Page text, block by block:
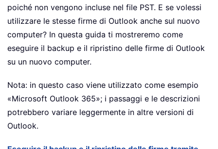
poiché non vengono incluse nel file PST. E se volessi
utilizzare le stesse firme di Outlook anche sul nuovo
computer? In questa guida ti mostreremo come
eseguire il backup e il ripristino delle firme di Outlook
su un nuovo computer.
Nota: in questo caso viene utilizzato come esempio
«Microsoft Outlook 365»; i passaggi e le descrizioni
potrebbero variare leggermente in altre versioni di
Outlook.